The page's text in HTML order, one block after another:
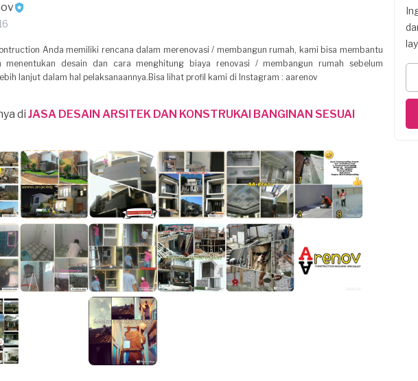
Anda memiliki rencana dalam merenovasi / membangun rumah, kami bisa membantu
menentukan desain dan cara menghitung biaya renovasi / membangun rumah sebelum
lanjut dalam hal pelaksanaannya.Bisa lihat profil kami di Instagram : aarenov
di JASA DESAIN ARSITEK DAN KONSTRUKAI BANGINAN SESUAI